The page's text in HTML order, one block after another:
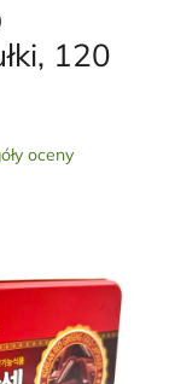
120
oceny